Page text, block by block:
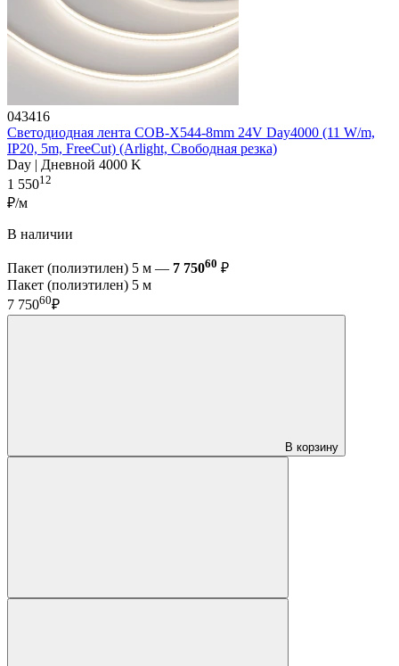
043416
Светодиодная лента COB-X544-8mm 24V Day4000 (11 W/m,
IP20, 5m, FreeСut) (Arlight, Свободная резка)
Day | Дневной 4000 K
1 55012
₽/м
В наличии
Пакет (полиэтилен) 5 м — 7 75060 ₽
Пакет (полиэтилен) 5 м
7 75060₽
В корзину